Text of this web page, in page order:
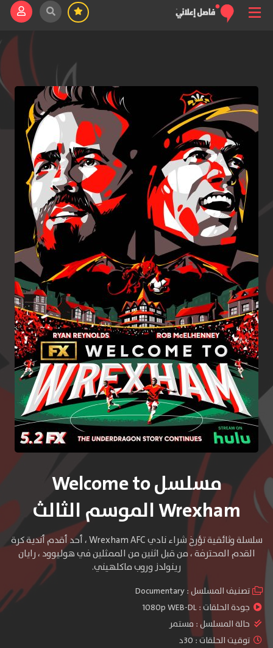
مسلسل Welcome to
Wrexham الموسم الثالث
سلسلة وثائقية تؤرخ شراء نادي Wrexham AFC ، أحد أقدم أندية كرة
القدم المحترفة ، من قبل اثنين من الممثلين في هوليوود ، رايان
رينولدز وروب ماكلهيني.
تصنيف المسلسل :Documentary
جودة الحلقات :1080p WEB-DL
حالة المسلسل : مستمر
توقيت الحلقات : 30د